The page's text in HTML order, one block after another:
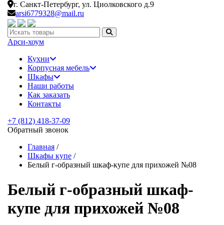
г. Санкт-Петербург, ул. Циолковского д.9
arsi6779328@mail.ru
Искать:
Арси-хоум
Кухни
Корпусная мебель
Шкафы
Наши работы
Как заказать
Контакты
+7 (812) 418-37-09
Обратный звонок
Главная /
Шкафы купе /
Белый г-образный шкаф-купе для прихожей №08
Белый г-образный шкаф-
купе для прихожей №08